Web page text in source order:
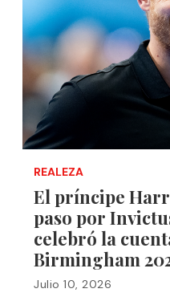
REALEZA
El príncipe
paso por
celebró la
Birmingham
Julio 10, 2026